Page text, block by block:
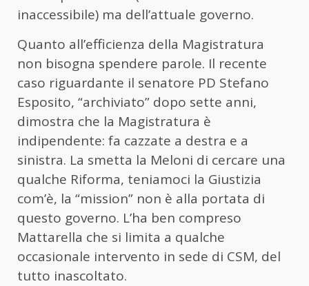
inaccessibile) ma dell’attuale governo.
Quanto all’efficienza della Magistratura
non bisogna spendere parole. Il recente
caso riguardante il senatore PD Stefano
Esposito, “archiviato” dopo sette anni,
dimostra che la Magistratura è
indipendente: fa cazzate a destra e a
sinistra. La smetta la Meloni di cercare una
qualche Riforma, teniamoci la Giustizia
com’è, la “mission” non è alla portata di
questo governo. L’ha ben compreso
Mattarella che si limita a qualche
occasionale intervento in sede di CSM, del
tutto inascoltato.